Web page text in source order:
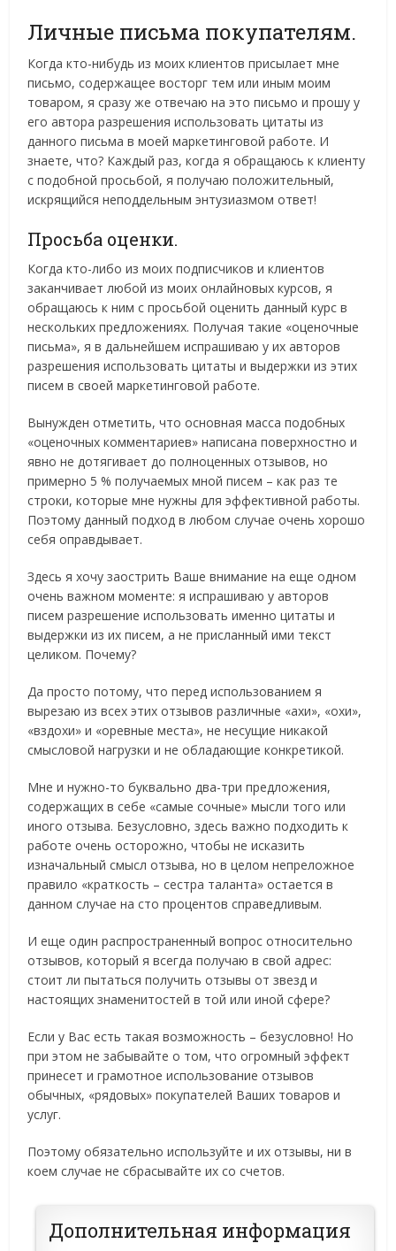
Личные письма покупателям.
Когда кто-нибудь из моих клиентов присылает мне
письмо, содержащее восторг тем или иным моим
товаром, я сразу же отвечаю на это письмо и прошу у
его автора разрешения использовать цитаты из
данного письма в моей маркетинговой работе. И
знаете, что? Каждый раз, когда я обращаюсь к клиенту
с подобной просьбой, я получаю положительный,
искрящийся неподдельным энтузиазмом ответ!
Просьба оценки.
Когда кто-либо из моих подписчиков и клиентов
заканчивает любой из моих онлайновых курсов, я
обращаюсь к ним с просьбой оценить данный курс в
нескольких предложениях. Получая такие «оценочные
письма», я в дальнейшем испрашиваю у их авторов
разрешения использовать цитаты и выдержки из этих
писем в своей маркетинговой работе.
Вынужден отметить, что основная масса подобных
«оценочных комментариев» написана поверхностно и
явно не дотягивает до полноценных отзывов, но
примерно 5 % получаемых мной писем – как раз те
строки, которые мне нужны для эффективной работы.
Поэтому данный подход в любом случае очень хорошо
себя оправдывает.
Здесь я хочу заострить Ваше внимание на еще одном
очень важном моменте: я испрашиваю у авторов
писем разрешение использовать именно цитаты и
выдержки из их писем, а не присланный ими текст
целиком. Почему?
Да просто потому, что перед использованием я
вырезаю из всех этих отзывов различные «ахи», «охи»,
«вздохи» и «оревные места», не несущие никакой
смысловой нагрузки и не обладающие конкретикой.
Мне и нужно-то буквально два-три предложения,
содержащих в себе «самые сочные» мысли того или
иного отзыва. Безусловно, здесь важно подходить к
работе очень осторожно, чтобы не исказить
изначальный смысл отзыва, но в целом непреложное
правило «краткость – сестра таланта» остается в
данном случае на сто процентов справедливым.
И еще один распространенный вопрос относительно
отзывов, который я всегда получаю в свой адрес:
стоит ли пытаться получить отзывы от звезд и
настоящих знаменитостей в той или иной сфере?
Если у Вас есть такая возможность – безусловно! Но
при этом не забывайте о том, что огромный эффект
принесет и грамотное использование отзывов
обычных, «рядовых» покупателей Ваших товаров и
услуг.
Поэтому обязательно используйте и их отзывы, ни в
коем случае не сбрасывайте их со счетов.
Дополнительная информация